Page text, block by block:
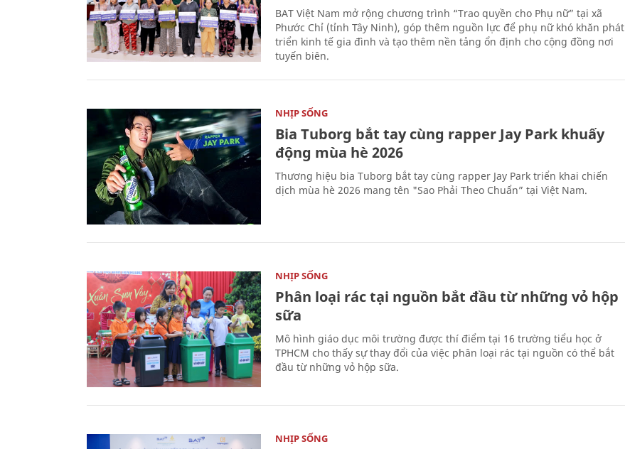
BAT Việt Nam mở rộng chương trình “Trao quyền cho Phụ nữ” tại xã
Phước Chỉ (tỉnh Tây Ninh), góp thêm nguồn lực để phụ nữ khó khăn phát
triển kinh tế gia đình và tạo thêm nền tảng ổn định cho cộng đồng nơi
tuyến biên.
NHỊP SỐNG
Bia Tuborg bắt tay cùng rapper Jay Park khuấy
động mùa hè 2026
Thương hiệu bia Tuborg bắt tay cùng rapper Jay Park triển khai chiến
dịch mùa hè 2026 mang tên "Sao Phải Theo Chuẩn” tại Việt Nam.
NHỊP SỐNG
Phân loại rác tại nguồn bắt đầu từ những vỏ hộp
sữa
Mô hình giáo dục môi trường được thí điểm tại 16 trường tiểu học ở
TPHCM cho thấy sự thay đổi của việc phân loại rác tại nguồn có thể bắt
đầu từ những vỏ hộp sữa.
NHỊP SỐNG